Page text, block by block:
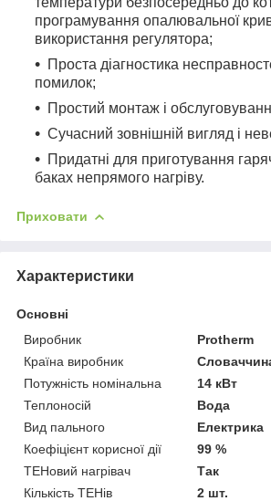
програмування опалювальної
використання регулятора;
Проста діагностика
помилок;
Простий монтаж і
Сучасний зовнішній вигляд і
Придатні для приготування
баках непрямого нагріву.
Приховати
Характеристики
Основні
Виробник
Protherm
Країна виробник
Потужність номінальна
14 кВт
Теплоносій
Вода
Вид пального
Електрика
Коефіцієнт корисної дії
99 %
ТЕНовий нагрівач
Так
Кількість ТЕНів
2 шт.